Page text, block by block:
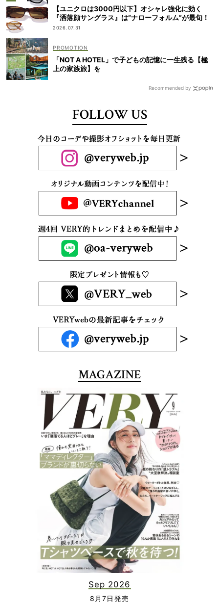
【ユニクロは3000円以下】オシャレ強化に効く
『洒落顔サングラス』は“ナローフォルム”が最旬！
2026.07.31
「NOT A HOTEL」で子どもの記憶に一生残る【極
上の家族旅】を
Recommended by
FOLLOW US
MAGAZINE
Sep 2026
8月7日発売